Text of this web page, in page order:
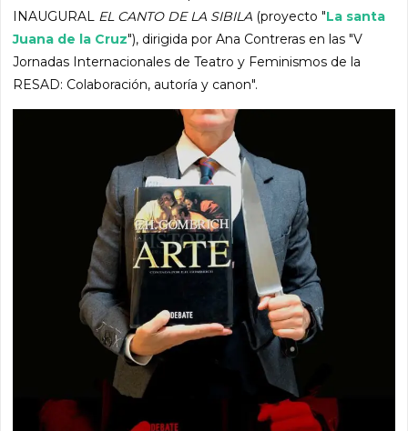
INAUGURAL EL CANTO DE LA SIBILA (proyecto "La santa
Juana de la Cruz"), dirigida por Ana Contreras en las "V
Jornadas Internacionales de Teatro y Feminismos de la
RESAD: Colaboración, autoría y canon".